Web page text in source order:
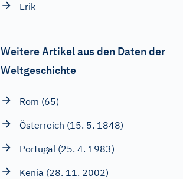
Erik
Weitere Artikel aus den Daten der
Weltgeschichte
Rom (65)
Österreich (15. 5. 1848)
Portugal (25. 4. 1983)
Kenia (28. 11. 2002)